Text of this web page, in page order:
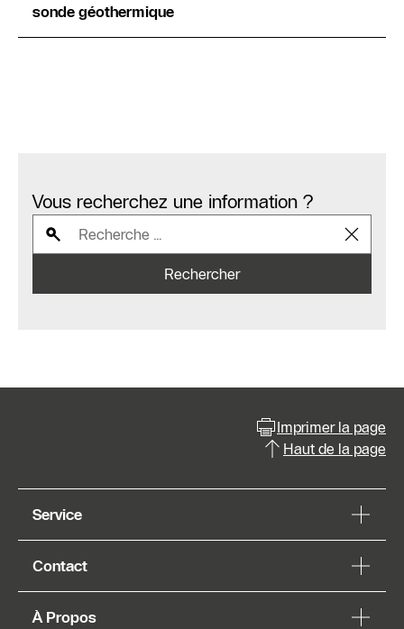
sonde géothermique
Vous recherchez une information ?
Rechercher
Imprimer la page
Haut de la page
Service
Contact
À Propos